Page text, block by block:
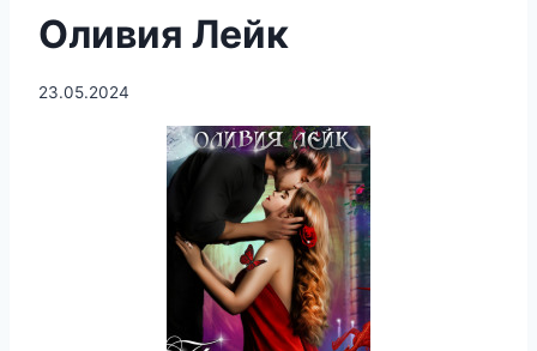
Оливия Лейк
23.05.2024